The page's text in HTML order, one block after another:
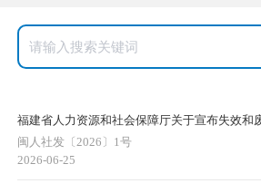
福建省人力资源和社会保障厅关于宣布失效和
闽人社发〔2026〕1号
2026-06-25